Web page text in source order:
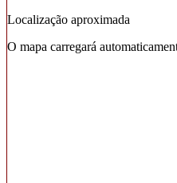
Localização aproximada
O mapa carregará